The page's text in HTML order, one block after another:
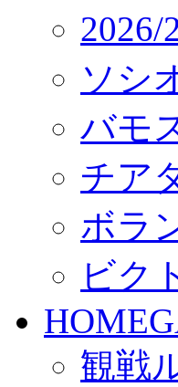
ソシ
バモ
チア
ボラ
ビク
観戦